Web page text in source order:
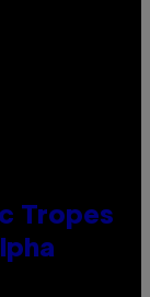
Tropes